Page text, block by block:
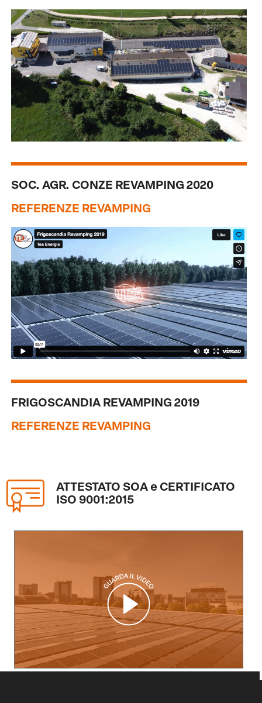
SOC. AGR. CONZE REVAMPING 2020
REFERENZE REVAMPING
FRIGOSCANDIA REVAMPING 2019
REFERENZE REVAMPING
ATTESTATO SOA e CERTIFICATO
ISO 9001:2015